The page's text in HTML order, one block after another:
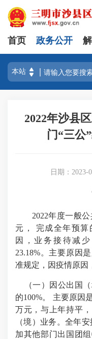
首页 政务公开
2022年沙县
门“三公
日期：2023-
2022年度一般公
元， 完成全年预算
因，业务接待减
23.18%。主要原因
准规定，因疫情原因
（一）因公出国（
的100%。 主要原因
万元，与上年持平
（境）业务。全年
加其他部门出国团